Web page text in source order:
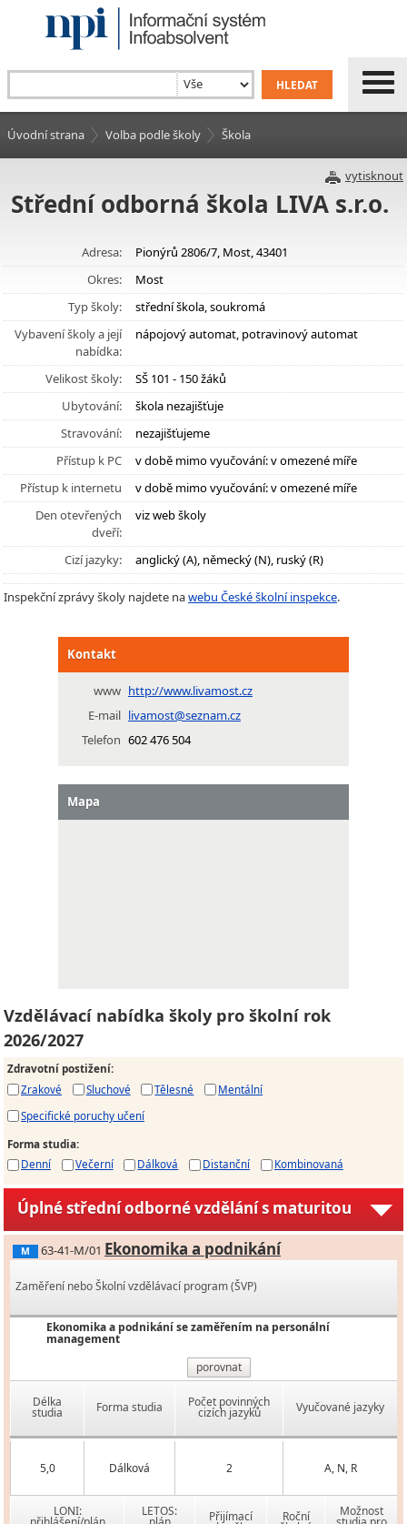
Úvodní strana Volba podle školy Škola
vytisknout
Střední odborná škola LIVA s.r.o.
Adresa:
Pionýrů 2806/7, Most, 43401
Okres:
Most
Typ školy:
střední škola, soukromá
Vybavení školy a její
nabídka:
nápojový automat, potravinový automat
Velikost školy:
SŠ 101 - 150 žáků
Ubytování:
škola nezajišťuje
Stravování:
nezajišťujeme
Přístup k PC
v době mimo vyučování: v omezené míře
Přístup k internetu
v době mimo vyučování: v omezené míře
Den otevřených
dveří:
viz web školy
Cizí jazyky: anglický (A), německý (N), ruský (R)
Inspekční zprávy školy najdete nawebu České školní inspekce.
Kontakt
www http://www.livamost.cz
E-mail livamost@seznam.cz
Telefon 602 476 504
Mapa
Vzdělávací nabídka školy pro školní rok
2026/2027
Zdravotní postižení:
Zrakové
Sluchové Tělesné
Mentální
Specifické poruchy učení
Forma studia:
Denní
Večerní Dálková Distanční Kombinovaná
Úplné střední odborné vzdělání s maturitou
M 63-41-M/01 Ekonomika a podnikání
Zaměření nebo Školní vzdělávací program (ŠVP)
Ekonomika a podnikání se zaměřením na personální
management
porovnat
Délka
studia Forma studia Počet povinných
cizích jazyků Vyučované jazyky
5,0 Dálková 2 A, N, R
LONI: LETOS: Přijímací Roční Možnost